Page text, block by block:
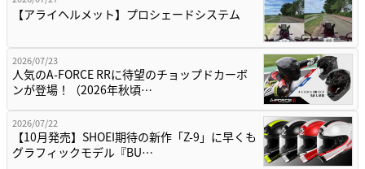
【アライヘルメット】プロシェードシステム
2026/07/23
人気のA-FORCE RRに待望のチョップドカーボ
ンが登場！（2026年秋頃…
2026/07/22
【10月発売】SHOEI期待の新作「Z-9」に早くも
グラフィックモデル『BU…